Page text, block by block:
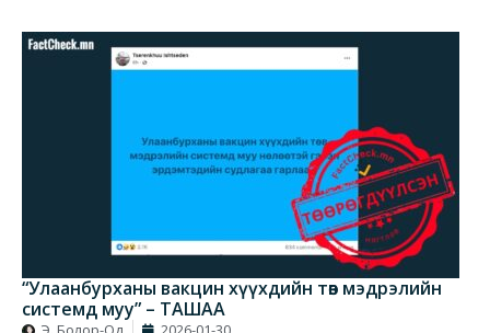
“Улаанбурханы вакцин хүүхдийн төв мэдрэлийн
системд муу” – ТАШАА